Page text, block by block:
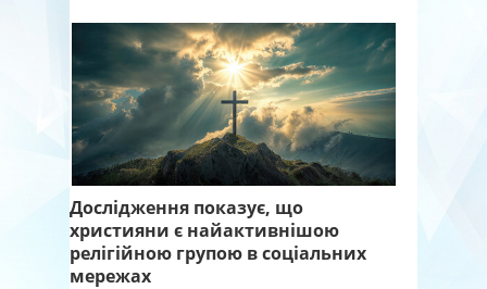
Дослідження показує, що
християни є найактивнішою
релігійною групою в соціальних
мережах